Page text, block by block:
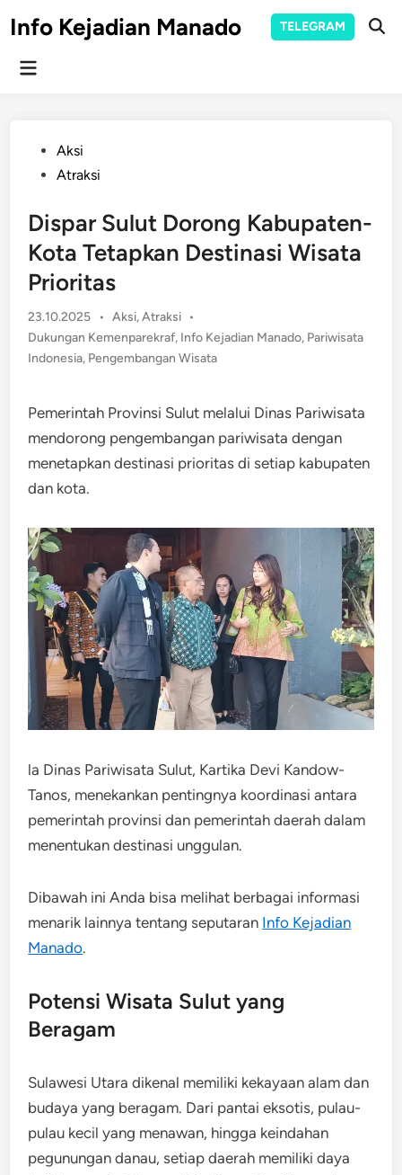
toInfo Kejadian Manado TELEGRAM
Main
PostedAksi
Atraksi
Dispar Sulut Dorong Kabupaten-
Kota Tetapkan Destinasi Wisata
Prioritas
23.10.2025 • Posted
in
Aksi,Atraksi •
Dukungan Kemenparekraf, Info Kejadian Manado, Pariwisata
Indonesia, Pengembangan Wisata
Pemerintah Provinsi Sulut melalui Dinas Pariwisata
mendorong pengembangan pariwisata dengan
menetapkan destinasi prioritas di setiap kabupaten
dan kota.
la Dinas Pariwisata Sulut, Kartika Devi Kandow-
Tanos, menekankan pentingnya koordinasi antara
pemerintah provinsi dan pemerintah daerah dalam
menentukan destinasi unggulan.
Dibawah ini Anda bisa melihat berbagai informasi
menarik lainnya tentang seputaran Info Kejadian
Manado.
Potensi Wisata Sulut yang
Beragam
Sulawesi Utara dikenal memiliki kekayaan alam dan
budaya yang beragam. Dari pantai eksotis, pulau-
pulau kecil yang menawan, hingga keindahan
pegunungan danau, setiap daerah memiliki daya